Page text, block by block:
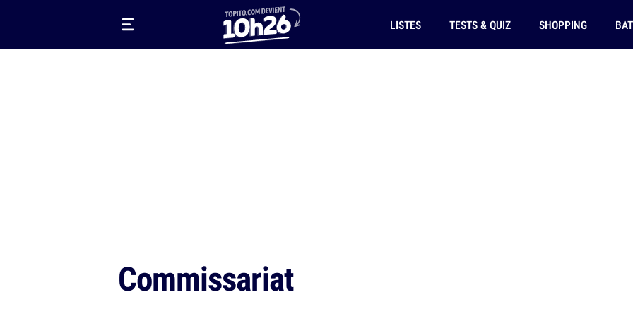
LISTES TESTS & QUIZ SHOPPING
Commissariat